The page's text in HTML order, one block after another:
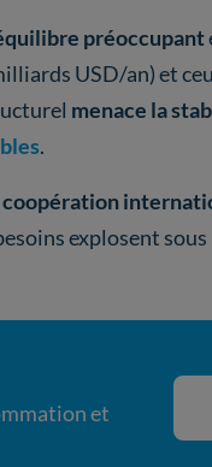
préoccupant
USD/an) et
menace la
.
explosent
et